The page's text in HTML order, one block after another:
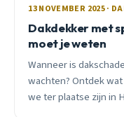
13 NOVEMBER 2025 ·
Dakdekker met
moet je weten
Wanneer is
wachten? Ontdek
we ter plaatse zijn in